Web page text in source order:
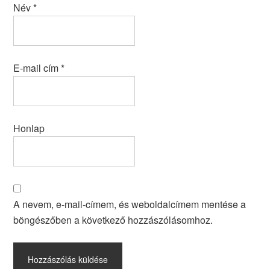
Név*
E-mail cím*
Honlap
A nevem, e-mail-címem, és weboldalcímem mentése a
böngészőben a következő hozzászólásomhoz.